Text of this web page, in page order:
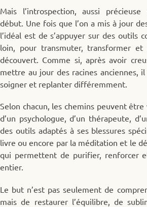
Mais l’introspection, aussi précieuse
début. Une fois que l’on a mis à jour
l’idéal est de s’appuyer sur des outils
loin, pour transmuter, transformer
découvert. Comme si, après avoir
mettre au jour des racines anciennes,
soigner et replanter différemment.
Selon chacun, les chemins peuvent
d’un psychologue, d’un thérapeute,
des outils adaptés à ses blessures
livre ou encore par la méditation et le
qui permettent de purifier, renforcer
entier.
Le but n’est pas seulement de
mais de restaurer l’équilibre, de